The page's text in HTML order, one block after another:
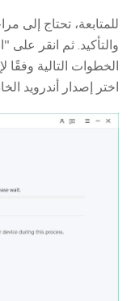
للمتابعة، تحتاج إلى
والتأكيد. ثم انقر
الخطوات التالية
اختر إصدار أندرويد